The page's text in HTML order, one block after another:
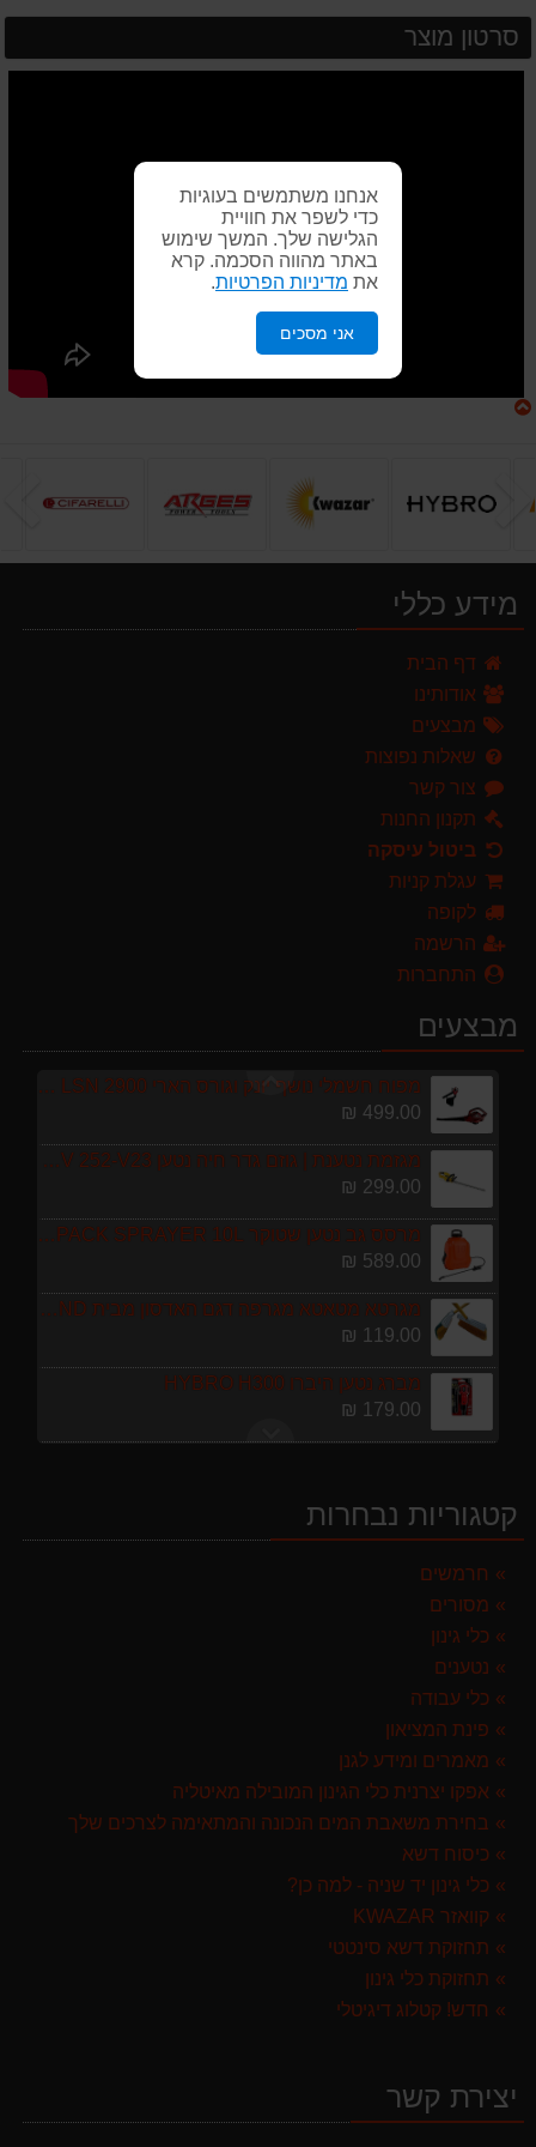
אנחנו משתמשים בעוגיות
כדי לשפר את חוויית
הגלישה שלך. המשך שימוש
באתר מהווה הסכמה. קרא
את מדיניות הפרטיות.
אני מסכים
סרטון מוצר
הקודם
מידע כללי
דף הבית
אודותינו
מבצעים
שאלות נפוצות
צור קשר
תקנון החנות
ביטול עיסקה
עגלת קניות
לקופה
הרשמה
התחברות
מבצעים
499.00 ₪
589.00 ₪
119.00 ₪
מברג נטען היברו HYBRO H300
999.00 ₪
מפוח חשמלי נושף יונק וגורס הארי HARRY LSN 2900
499.00 ₪
מגזמת נטענת | גוזם גדר חיה נטען GARLAND SET KEEPER 20V 252-V23 גוף בלבד
299.00 ₪
מרסס גב נטען שטוקר STOCKER BACKPACK SPRAYER 10L איטליה
589.00 ₪
מגרטא מטאטא מגרפה דגם האדסון מבית GARLAND ספרד
119.00 ₪
מברג נטען היברו HYBRO H300
179.00 ₪
589.00 ₪
119.00 ₪
מברג נטען היברו HYBRO H300
179.00 ₪
קטגוריות נבחרות
חרמשים
מסורים
כלי גינון
נטענים
כלי עבודה
פינת המציאון
מאמרים ומידע לגנן
אפקו יצרנית כלי הגינון המובילה מאיטליה
בחירת משאבת המים הנכונה והמתאימה לצרכים שלך
כיסוח דשא
כלי גינון יד שניה - למה כן?
קוואזר KWAZAR
תחזוקת דשא סינטטי
תחזוקת כלי גינון
חדש! קטלוג דיגיטלי
יצירת קשר